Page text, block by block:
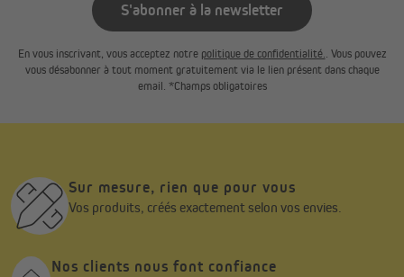
S'abonner à la newsletter
En vous inscrivant, vous acceptez notre politique de confidentialité.. Vous pouvez
vous désabonner à tout moment gratuitement via le lien présent dans chaque
email. *Champs obligatoires
Sur mesure, rien que pour vous
Vos produits, créés exactement selon vos envies.
Nos clients nous font confiance